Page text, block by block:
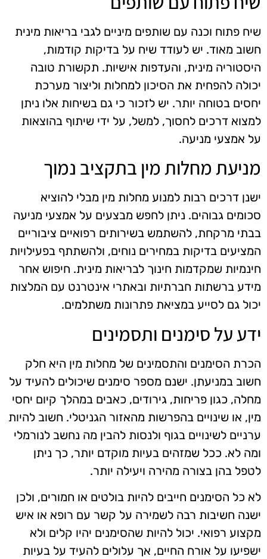
שיח פתוח וכנה עם שותפים מיניים לגבי בריאות מינית
חשוב מאוד. יש לעודד שיח על בדיקות קודמות,
היסטוריה מינית, והעדפות אישיות. תקשורת טובה
יכולה להפחית את הסיכון למחלות וליצור מערכת
יחסים בטוחה יותר. יש לזכור כי גם בשיחות אלו ניתן
למצוא דרכים לחסוך, למשל, על ידי שיתוף בהוצאות
על אמצעי מניעה.
מניעת מחלות מין בתקציב נמוך
ישנן דרכים רבות למנוע מחלות מין מבלי להוציא
סכומים גבוהים. ניתן לחפש מבצעים על אמצעי מניעה
בבתי מרקחת, להשתמש בשירותים רפואיים ציבוריים
המציעים בדיקות במחירים נוחים, ולהשתתף בפעילויות
חינמיות שמקדמות חינוך לבריאות מינית. חיפוש אחר
מידע ברשתות חברתיות ובאתרי אינטרנט עם המלצות
יכול גם לסייע במציאת פתרונות משתלמים.
ידע על סימנים ותסמינים
הכרת הסימנים והתסמינים של מחלות מין היא חלק
חשוב במניעתן. ישנם מספר סימנים שיכולים להעיד על
מחלה, כגון פריחות, גירודים, כאבים במהלך קיום יחסי
מין, או שינויים בהפרשות מהאזור הגניטלי. חשוב להיות
ערניים לשינויים בגוף ולנסות להבין מה נחשב לנורמלי
ומה לא. ככל שמזהים בעיות מוקדם יותר, כך ניתן
לטפל בהן בצורה מהירה ויעילה יותר.
לא כל הסימנים חייבים להיות בולטים או חמורים, ולכן
ישנה חשיבות רבה לשמירה על קשר עם רופא או איש
מקצוע רפואי. יכול להיות שהסימנים יהיו קלים ולא
ישפיעו על אורח החיים, אך עלולים להעיד על בעיות